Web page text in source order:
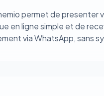
permet de presenter
en ligne simple et de
via WhatsApp, sans